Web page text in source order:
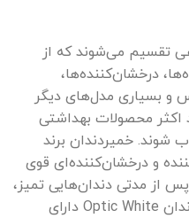
تقسیم می‌شوند که از
درخشان‌کننده‌ها،
و بسیاری مدل‌های دیگر
اکثر محصولات بهداشتی
شوند. خمیردندان برند
و درخشان‌کننده‌ای قوی
از مدتی دندان‌هایی تمیز،
Optic White دارای